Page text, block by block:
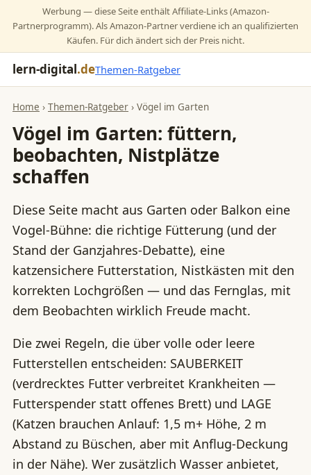
Werbung — diese Seite enthält Affiliate-Links (Amazon-
Partnerprogramm). Als Amazon-Partner verdiene ich an qualifizierten
Käufen. Für dich ändert sich der Preis nicht.
lern-digital.deThemen-Ratgeber
Home › Themen-Ratgeber › Vögel im Garten
Vögel im Garten: füttern,
beobachten, Nistplätze
schaffen
Diese Seite macht aus Garten oder Balkon eine
Vogel-Bühne: die richtige Fütterung (und der
Stand der Ganzjahres-Debatte), eine
katzensichere Futterstation, Nistkästen mit den
korrekten Lochgrößen — und das Fernglas, mit
dem Beobachten wirklich Freude macht.
Die zwei Regeln, die über volle oder leere
Futterstellen entscheiden: SAUBERKEIT
(verdrecktes Futter verbreitet Krankheiten —
Futterspender statt offenes Brett) und LAGE
(Katzen brauchen Anlauf: 1,5 m+ Höhe, 2 m
Abstand zu Büschen, aber mit Anflug-Deckung
in der Nähe). Wer zusätzlich Wasser anbietet,